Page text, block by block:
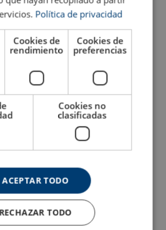
resistencia Grado 8
Política de privacidad
Cookies de
rendimiento
Cookies de
preferencias
Cookies no
clasificadas
ACEPTAR TODO
RECHAZAR TODO